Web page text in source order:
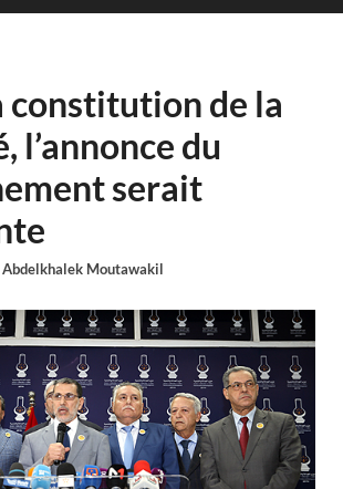
constitution de la
l’annonce du
serait
Abdelkhalek Moutawakil